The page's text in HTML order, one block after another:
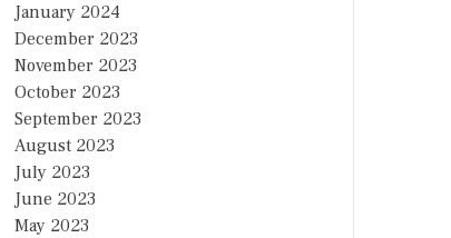
January 2024
December 2023
November 2023
October 2023
September 2023
August 2023
July 2023
June 2023
May 2023